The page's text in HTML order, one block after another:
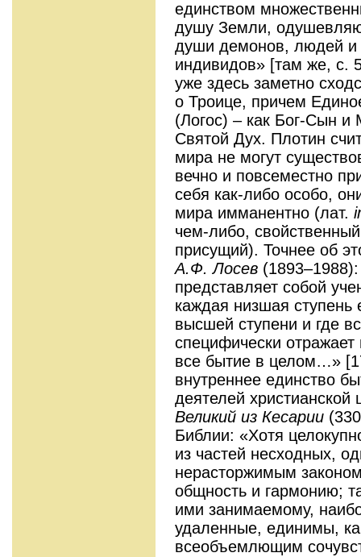
единством
душу Земли,
души демонов, людей и
индивидов» [там же, с.
уже здесь заметно
о Троице, причем
(Логос) – как Бог-Сын
Святой Дух. Плотин
мира не могут
вечно и повсеместно
себя как-либо особо,
мира имманентно (лат.
чем-либо,
присущий). Точнее об
А.Ф. Лосев
представляет собой
каждая низшая ступень
высшей ступени и где
специфически отражает
все бытие в целом…»
внутреннее единство
деятелей христианской
Великий из Кесарии
Библии: «Хотя
из частей несходных,
нерасторжимым
общность и гармонию;
ими занимаемому,
удаленные, единимы,
всеобъемлющим